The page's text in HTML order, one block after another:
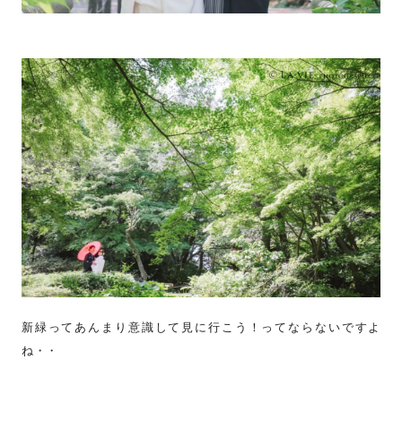
新緑ってあんまり意識して見に行こう！ってならないですよ
ね・・